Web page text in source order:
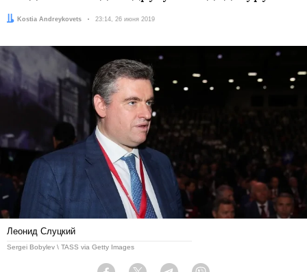
Автор:Kostia Andreykovets Дата:
23:14, 26 июня 2019
Леонид Слуцкий
Sergei Bobylev \ TASS via Getty Images